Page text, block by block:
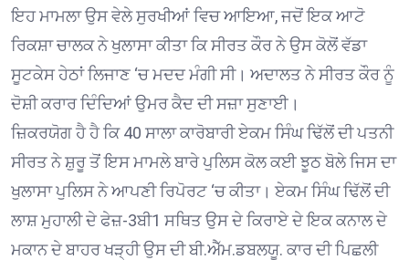
ਇਹ ਮਾਮਲਾ ਉਸ ਵੇਲੇ ਸੁਰਖੀਆਂ ਵਿਚ ਆਇਆ, ਜਦੋਂ ਇਕ ਆਟੋ
ਰਿਕਸ਼ਾ ਚਾਲਕ ਨੇ ਖੁਲਾਸਾ ਕੀਤਾ ਕਿ ਸੀਰਤ ਕੌਰ ਨੇ ਉਸ ਕੋਲੋਂ ਵੱਡਾ
ਸੂਟਕੇਸ ਹੇਠਾਂ ਲਿਜਾਣ ‘ਚ ਮਦਦ ਮੰਗੀ ਸੀ। ਅਦਾਲਤ ਨੇ ਸੀਰਤ ਕੌਰ ਨੂੰ
ਦੋਸ਼ੀ ਕਰਾਰ ਦਿੰਦਿਆਂ ਉਮਰ ਕੈਦ ਦੀ ਸਜ਼ਾ ਸੁਣਾਈ।
ਜ਼ਿਕਰਯੋਗ ਹੈ ਹੈ ਕਿ 40 ਸਾਲਾ ਕਾਰੋਬਾਰੀ ਏਕਮ ਸਿੰਘ ਢਿੱਲੋਂ ਦੀ ਪਤਨੀ
ਸੀਰਤ ਨੇ ਸ਼ੁਰੂ ਤੋਂ ਇਸ ਮਾਮਲੇ ਬਾਰੇ ਪੁਲਿਸ ਕੋਲ ਕਈ ਝੂਠ ਬੋਲੇ ਜਿਸ ਦਾ
ਖੁਲਾਸਾ ਪੁਲਿਸ ਨੇ ਆਪਣੀ ਰਿਪੋਰਟ ‘ਚ ਕੀਤਾ। ਏਕਮ ਸਿੰਘ ਢਿੱਲੋਂ ਦੀ
ਲਾਸ਼ ਮੁਹਾਲੀ ਦੇ ਫੇਜ਼-3ਬੀ1 ਸਥਿਤ ਉਸ ਦੇ ਕਿਰਾਏ ਦੇ ਇਕ ਕਨਾਲ ਦੇ
ਮਕਾਨ ਦੇ ਬਾਹਰ ਖੜ੍ਹੀ ਉਸ ਦੀ ਬੀ.ਐੱਮ.ਡਬਲਯੂ. ਕਾਰ ਦੀ ਪਿਛਲੀ